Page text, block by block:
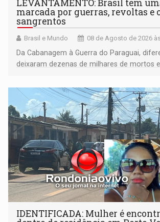
LEVANTAMENTO: Brasil tem
marcada por guerras, revoltas e
sangrentos
Brasil e Mundo 08 de Agosto de 2026
Da Cabanagem à Guerra do Paraguai,
deixaram dezenas de milhares de mortos
territoriais e sociais
IDENTIFICADA: Mulher é